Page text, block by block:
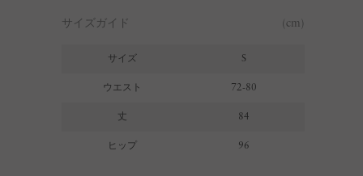
サイズガイド (cm)
サイズ S
ウエスト 72-80
丈 84
ヒップ 96